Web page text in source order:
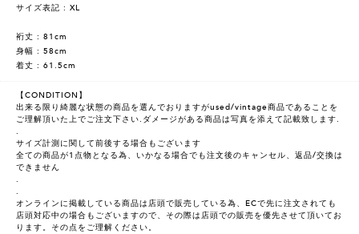
サイズ表記 : XL
裄丈 : 81cm
身幅 : 58cm
着丈 : 61.5cm
【CONDITION】
出来る限り綺麗な状態の商品を選んでおりますがused/vintage商品であることを
ご理解頂いた上でご注文下さい.ダメージがある商品は写真を添えて記載致します.
.
サイズ計測に関して前後する場合もございます
全ての商品が1点物となる為、いかなる場合でも注文後のキャンセル、返品/交換は
できません
.
.
オンラインに掲載している商品は店頭で販売している為、ECで先に注文されても
店頭対応中の場合もございますので、その際は店頭での販売を優先させて頂いてお
ります。その点をご理解ください。